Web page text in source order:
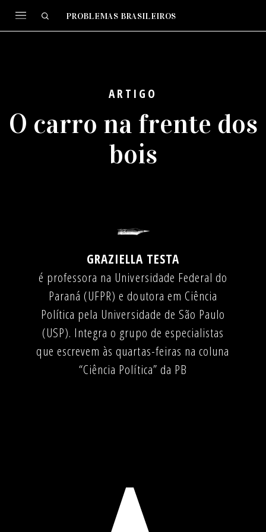
PROBLEMAS BRASILEIROS
ARTIGO
O carro na frente dos
bois
GRAZIELLA TESTA
é professora na Universidade Federal do
Paraná (UFPR) e doutora em Ciência
Política pela Universidade de São Paulo
(USP). Integra o grupo de especialistas
que escrevem às quartas-feiras na coluna
“Ciência Política” da PB